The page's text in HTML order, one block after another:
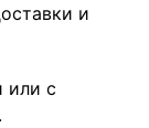
и
или с